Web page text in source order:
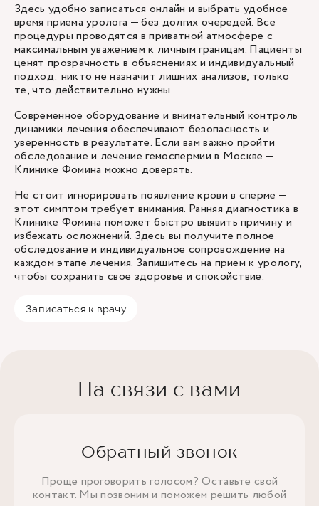
Здесь удобно записаться онлайн и выбрать удобное
время приема уролога — без долгих очередей. Все
процедуры проводятся в приватной атмосфере с
максимальным уважением к личным границам. Пациенты
ценят прозрачность в объяснениях и индивидуальный
подход: никто не назначит лишних анализов, только
те, что действительно нужны.
Современное оборудование и внимательный контроль
динамики лечения обеспечивают безопасность и
уверенность в результате. Если вам важно пройти
обследование и лечение гемоспермии в Москве —
Клинике Фомина можно доверять.
Не стоит игнорировать появление крови в сперме —
этот симптом требует внимания. Ранняя диагностика в
Клинике Фомина поможет быстро выявить причину и
избежать осложнений. Здесь вы получите полное
обследование и индивидуальное сопровождение на
каждом этапе лечения. Запишитесь на прием к урологу,
чтобы сохранить свое здоровье и спокойствие.
Записаться к врачу
На связи с вами
Обратный звонок
Проще проговорить голосом? Оставьте свой
контакт. Мы позвоним и поможем решить любой